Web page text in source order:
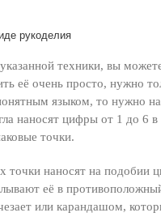
рукоделия
техники, вы
её очень просто, нужно
языком, то нужно
наносят цифры от 1 до 6
точки.
точки наносят на подобии
её в
или карандашом,